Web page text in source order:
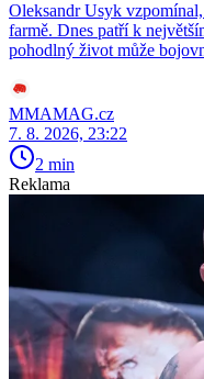
Oleksandr Usyk
farmě. Dnes patří k
pohodlný život může
MMAMAG.cz
7. 8. 2026, 23:22
2 min
Reklama